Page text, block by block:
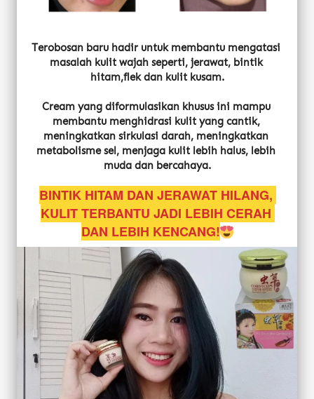
Terobosan baru hadir untuk membantu mengatasi
masalah kulit wajah seperti, jerawat, bintik
hitam,flek dan kulit kusam.
Cream yang diformulasikan khusus ini mampu
membantu menghidrasi kulit yang cantik,
meningkatkan sirkulasi darah, meningkatkan
metabolisme sel, menjaga kulit lebih halus, lebih
muda dan bercahaya.
BINTIK HITAM DAN JERAWAT HILANG,
KULIT TERBANTU JADI LEBIH CERAH
DAN LEBIH KENCANG!